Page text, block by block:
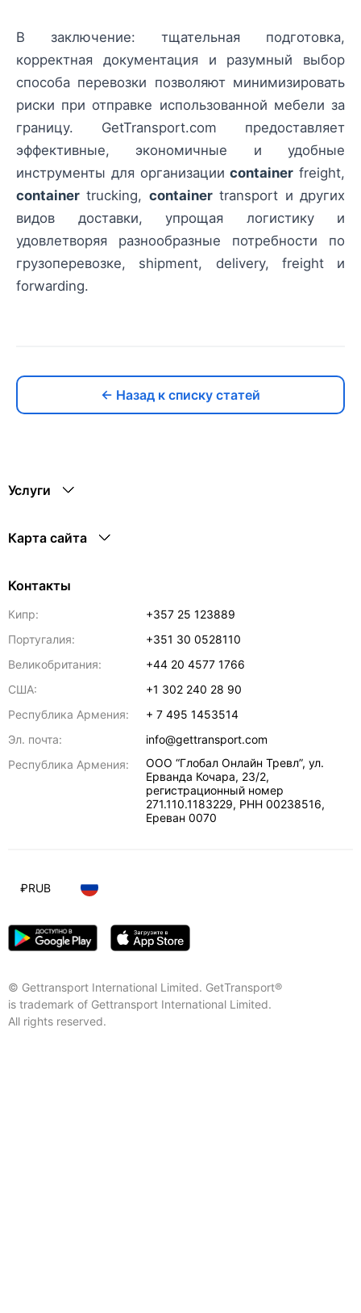
В заключение: тщательная подготовка,
корректная документация и разумный выбор
способа перевозки позволяют минимизировать
риски при отправке использованной мебели за
границу. GetTransport.com предоставляет
эффективные, экономичные и удобные
инструменты для организацииcontainer freight,
container trucking, containertransport и других
видов доставки, упрощая логистику и
удовлетворяя разнообразные потребности по
грузоперевозке, shipment, delivery, freight и
forwarding.
← Назад к списку статей
Услуги
Карта сайта
Контакты
Кипр:
+357 25 123889
Португалия:
+351 30 0528110
Великобритания:
+44 20 4577 1766
США:
+1 302 240 28 90
Республика Армения:
+ 7 495 1453514
Эл. почта:
info@gettransport.com
Республика Армения:
ООО “Глобал Онлайн Тревл”, ул.
Ерванда Кочара, 23/2,
регистрационный номер
271.110.1183229, РНН 00238516,
Ереван 0070
© Gettransport International Limited. GetTransport®
is trademark of Gettransport International Limited.
All rights reserved.
₽RUB